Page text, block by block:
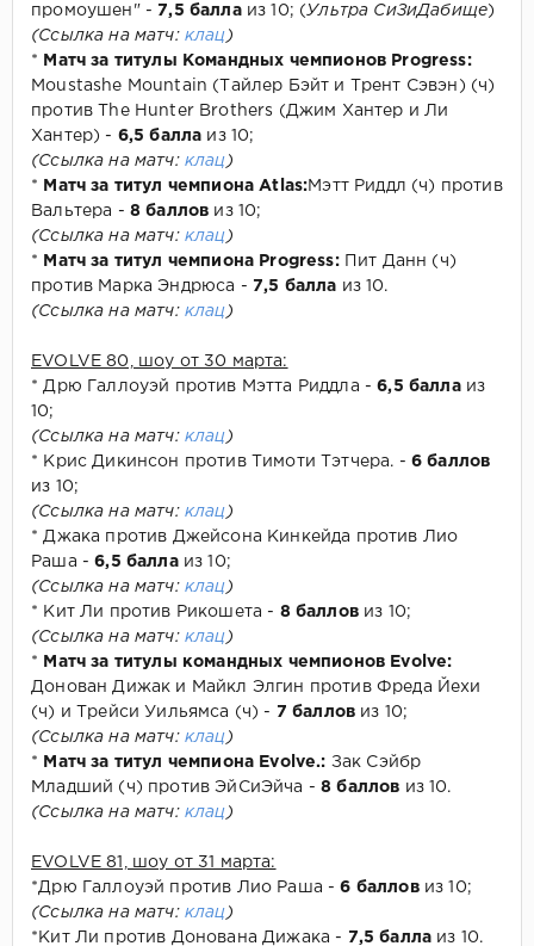
промоушен" - 7,5 баллаиз 10; (Ультра СиЗиДабище)
(Ссылка на матч: клац)
*
Матч за титулы Командных чемпионов Progress:
Moustashe Mountain (Тайлер Бэйт и Трент Сэвэн) (ч)
против The Hunter Brothers (Джим Хантер и Ли
Хантер) - 6,5 балла из 10;
(Ссылка на матч: клац)
* Матч за титул чемпиона Atlas:Мэтт Риддл (ч) против
Вальтера - 8 баллов из 10;
(Ссылка на матч: клац)
* Матч за титул чемпиона Progress:Пит Данн (ч)
против Марка Эндрюса - 7,5 балла из 10.
(Ссылка на матч: клац)
EVOLVE 80, шоу от 30 марта:
* Дрю Галлоуэй против Мэтта Риддла -6,5 баллаиз
10;
(Ссылка на матч: клац)
* Крис Дикинсон против Тимоти Тэтчера. - 6 баллов
из 10;
(Ссылка на матч: клац)
* Джака против Джейсона Кинкейда против Лио
Раша -6,5 баллаиз 10;
(Ссылка на матч: клац)
* Кит Ли против Рикошета - 8 балловиз 10;
(Ссылка на матч: клац)
*
Матч за титулы командных чемпионов Evolve:
Донован Дижак и Майкл Элгин против Фреда Йехи
(ч) и Трейси Уильямса (ч) - 7 баллов из 10;
(Ссылка на матч: клац)
* Матч за титул чемпиона Evolve.: Зак Сэйбр
Младший (ч) против ЭйСиЭйча -8 баллов из 10.
(Ссылка на матч: клац)
EVOLVE 81, шоу от 31 марта:
*Дрю Галлоуэй против Лио Раша -6 балловиз 10;
(Ссылка на матч: клац)
*Кит Ли против Донована Дижака - 7,5 балла из 10.